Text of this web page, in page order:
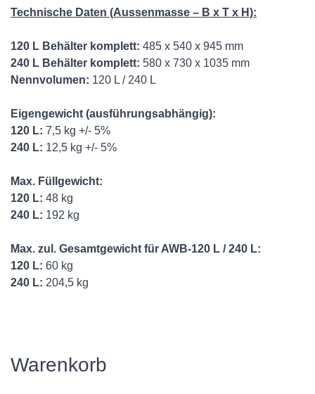
Technische Daten (Aussenmasse – B x T x H):
120 L Behälter komplett: 485 x 540 x 945 mm
240 L Behälter komplett: 580 x 730 x 1035 mm
Nennvolumen: 120 L / 240 L
Eigengewicht (ausführungsabhängig):
120 L: 7,5 kg +/- 5%
240 L: 12,5 kg +/- 5%
Max. Füllgewicht:
120 L: 48 kg
240 L: 192 kg
Max. zul. Gesamtgewicht für AWB-120 L / 240 L:
120 L: 60 kg
240 L: 204,5 kg
Warenkorb